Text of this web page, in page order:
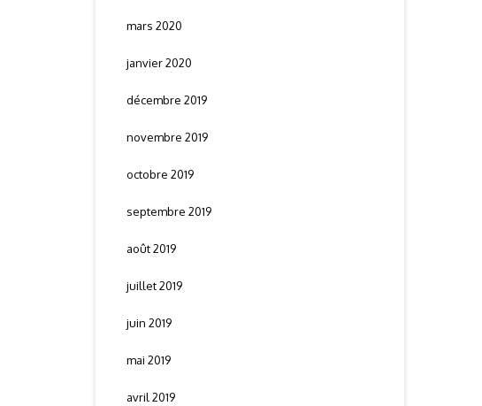
mars 2020
janvier 2020
décembre 2019
novembre 2019
octobre 2019
septembre 2019
août 2019
juillet 2019
juin 2019
mai 2019
avril 2019